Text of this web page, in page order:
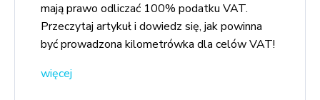
mają prawo odliczać 100% podatku VAT.
Przeczytaj artykuł i dowiedz się, jak powinna
być prowadzona kilometrówka dla celów VAT!
więcej